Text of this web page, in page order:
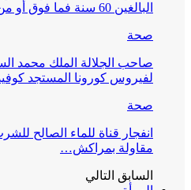
البالغين 60 سنة فما فوق أو من…
صحة
صاحب الجلالة الملك محمد
لفيروس كورونا المستجد كوفيد – 19 ،
صحة
انفجار قناة للماء الصالح
مقاولة بمراكش…
السابق التالي